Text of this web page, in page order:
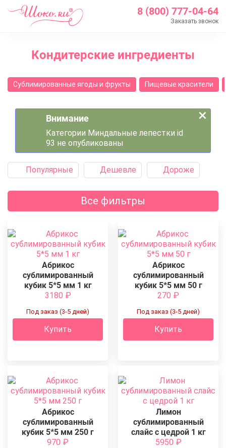
8 (800) 777-04-64
Заказать звонок
Каталог
Кондитерские ингредиенты
Кондитерские ингредиенты
Сублимированные ягоды и фрукты Пищевые красители
×
Внимание
Категории Миндальные лепестки id
93 не опубликованы
Популярные Дешевле Дороже
Все фильтры
Абрикос
сублимированный
кубик 5*5 мм 1 кг
3180 ₽
Под заказ (3-5 дней)
Купить
Абрикос
сублимированный
кубик 5*5 мм 50 г
270 ₽
Под заказ (3-5 дней)
Купить
Абрикос
сублимированный
кубик 5*5 мм 250 г
970 ₽
Лимон
сублимированный
слайс c цедрой 1 кг
5950 ₽